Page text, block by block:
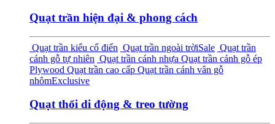
Quạt trần hiện đại & phong cách
Quạt trần kiểu cổ điển Quạt trần ngoài trờiSale Quạt trần
cánh gỗ tự nhiên Quạt trần cánh nhựa Quạt trần cánh gỗ ép
Plywood Quạt trần cao cấp Quạt trần cánh vân gỗ
nhômExclusive
Quạt thổi di động & treo tường